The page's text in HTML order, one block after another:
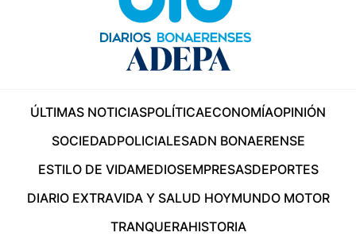
ÚLTIMAS NOTICIASPOLÍTICAECONOMÍAOPINIÓN
SOCIEDADPOLICIALESADN BONAERENSE
ESTILO DE VIDAMEDIOSEMPRESASDEPORTES
DIARIO EXTRAVIDA Y SALUD HOYMUNDO MOTOR
TRANQUERAHISTORIA